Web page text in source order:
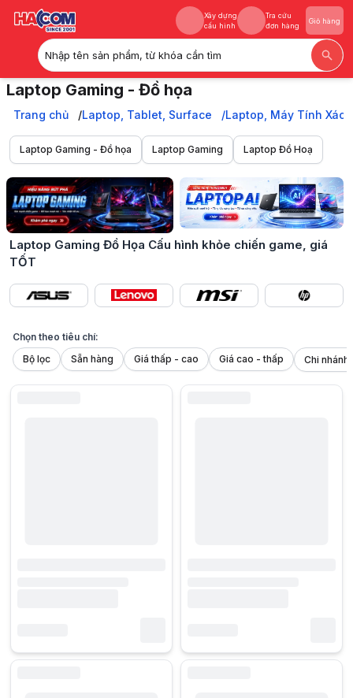
Xây dựng
cấu hình
Tra cứu
đơn hàng
Giỏ hàng
Nhập tên sản phẩm, từ khóa cần tìm
Xây dựng
Tra cứu
Laptop Gaming - Đồ họa
Laptop Gaming, Đồ Họa cấu hình siêu khỏe, chiến mọi game hot,
Trang chủ
Laptop, Máy Tính Xách Tay
Laptop Gaming - Đồ họa
Trang chủ Laptop, Tablet, Surface Laptop, Máy Tính
Laptop Gaming - Đồ họa Laptop Gaming Laptop Đồ Hoạ
Laptop Gaming Đồ Họa Cấu hình khỏe chiến game, giá
TỐT
Chọn theo tiêu chí:
Bộ lọc
Sẵn hàng Giá thấp - cao Giá cao - thấp